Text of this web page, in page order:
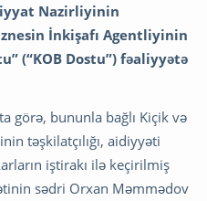
Nazirliyinin
İnkişafı Agentliyinin
(“KOB Dostu”) fəaliyyətə
görə, bununla bağlı Kiçik və
təşkilatçılığı, aidiyyəti
iştirakı ilə keçirilmiş
sədri Orxan Məmmədov